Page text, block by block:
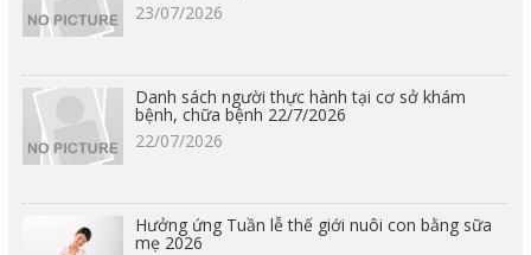
23/07/2026
Danh sách người thực hành tại cơ sở khám
bệnh, chữa bệnh 22/7/2026
22/07/2026
Hưởng ứng Tuần lễ thế giới nuôi con bằng sữa
mẹ 2026